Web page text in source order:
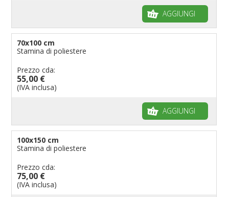
AGGIUNGI
70x100 cm
Stamina di poliestere
Prezzo cda:
55,00 €
(IVA inclusa)
AGGIUNGI
100x150 cm
Stamina di poliestere
Prezzo cda:
75,00 €
(IVA inclusa)